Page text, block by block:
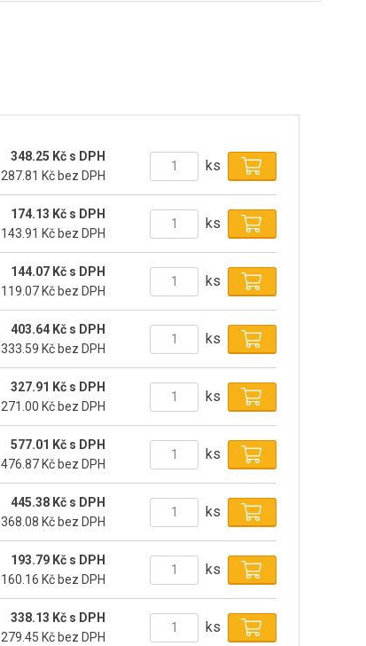
348.25 Kč s DPH
287.81 Kč bez DPH
ks
174.13 Kč s DPH
143.91 Kč bez DPH
ks
144.07 Kč s DPH
119.07 Kč bez DPH
ks
403.64 Kč s DPH
333.59 Kč bez DPH
ks
327.91 Kč s DPH
271.00 Kč bez DPH
ks
577.01 Kč s DPH
476.87 Kč bez DPH
ks
445.38 Kč s DPH
368.08 Kč bez DPH
ks
193.79 Kč s DPH
160.16 Kč bez DPH
ks
338.13 Kč s DPH
279.45 Kč bez DPH
ks